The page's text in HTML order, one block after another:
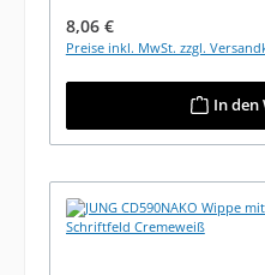
Regulärer Preis:
8,06 €
Preise inkl. MwSt. zzgl.
In